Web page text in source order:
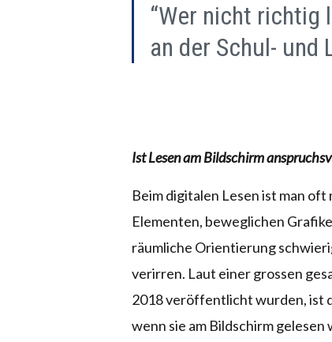
“Wer nicht richtig
an der Schul- und
Ist Lesen am Bildschirm
Beim digitalen Lesen ist man
Elementen, beweglichen
räumliche Orientierung
verirren. Laut einer grossen
2018 veröffentlicht wurden, ist
wenn sie am Bildschirm